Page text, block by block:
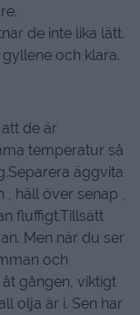
de inte lika lätt.
och klara.
de är
temperatur så
äggvita
häll över senap ,
fluffigt.Tillsätt
Men när du ser
och
gången, viktigt
olja är i. Sen har